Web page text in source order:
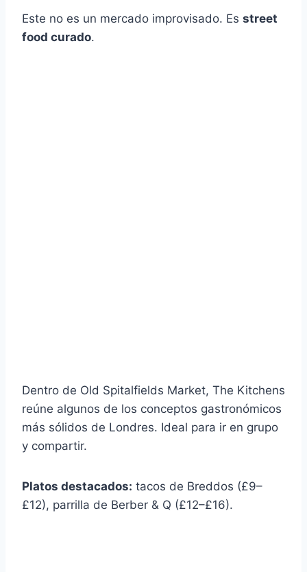
Este no es un mercado improvisado. Es street
food curado.
Dentro de Old Spitalfields Market, The Kitchens
reúne algunos de los conceptos gastronómicos
más sólidos de Londres. Ideal para ir en grupo
y compartir.
Platos destacados: tacos de Breddos (£9–
£12), parrilla de Berber & Q (£12–£16).